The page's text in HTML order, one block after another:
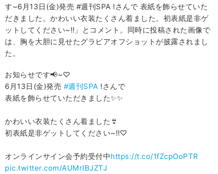
す~6月13日(金)発売 #週刊SPA !さんで 表紙を飾らせていた
だきました。かわいい衣装たくさん着ました。初表紙是非ゲ
ットしてください~‼︎」とコメント。同時に投稿された画像で
は、胸を大胆に見せたグラビアオフショットが披露されまし
た。
お知らせです📢~♡
6月13日(金)発売 #週刊SPA !さんで
表紙を飾らせていただきました✨✨
かわいい衣装たくさん着ました👙
初表紙是非ゲットしてください~‼︎♡
オンラインサイン会予約受付中https://t.co/1fZcpOoPTR
pic.twitter.com/AUMrIBJZTJ